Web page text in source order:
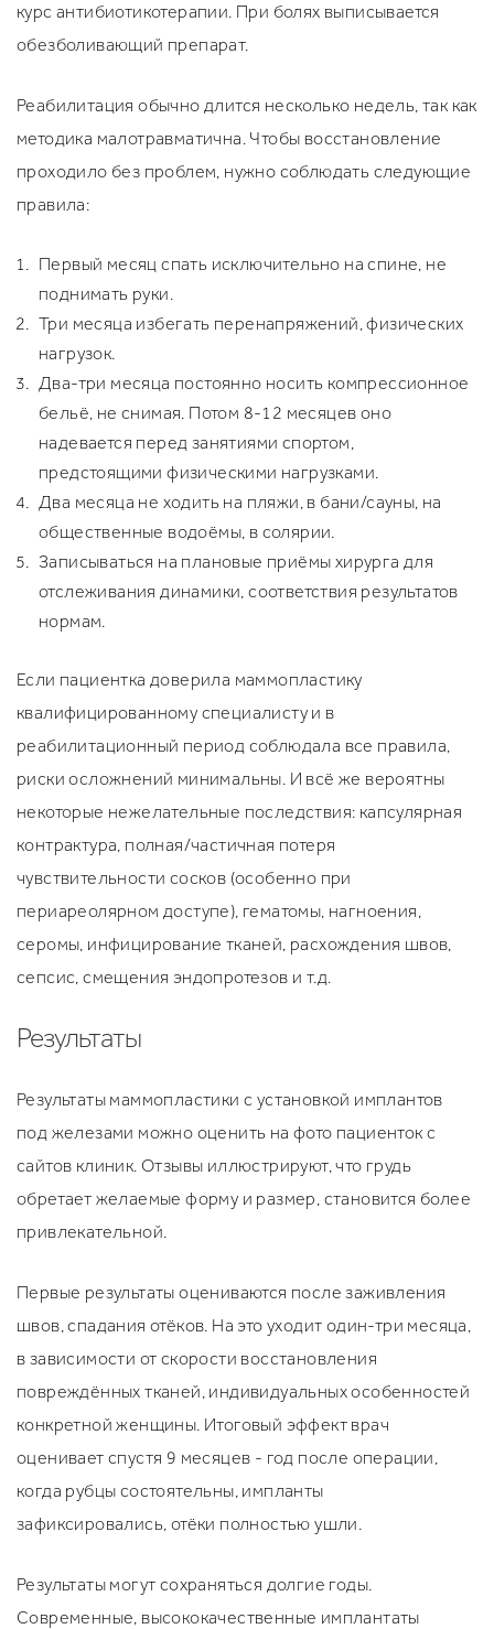
курс антибиотикотерапии. При болях выписывается
обезболивающий препарат.
Реабилитация обычно длится несколько недель, так как
методика малотравматична. Чтобы восстановление
проходило без проблем, нужно соблюдать следующие
правила:
Первый месяц спать исключительно на спине, не
поднимать руки.
Три месяца избегать перенапряжений, физических
нагрузок.
Два-три месяца постоянно носить компрессионное
бельё, не снимая. Потом 8-12 месяцев оно
надевается перед занятиями спортом,
предстоящими физическими нагрузками.
Два месяца не ходить на пляжи, в бани/сауны, на
общественные водоёмы, в солярии.
Записываться на плановые приёмы хирурга для
отслеживания динамики, соответствия результатов
нормам.
Если пациентка доверила маммопластику
квалифицированному специалисту и в
реабилитационный период соблюдала все правила,
риски осложнений минимальны. И всё же вероятны
некоторые нежелательные последствия: капсулярная
контрактура, полная/частичная потеря
чувствительности сосков (особенно при
периареолярном доступе), гематомы, нагноения,
серомы, инфицирование тканей, расхождения швов,
сепсис, смещения эндопротезов и т.д.
Результаты
Результаты маммопластики с установкой имплантов
под железами можно оценить на фото пациенток с
сайтов клиник. Отзывы иллюстрируют, что грудь
обретает желаемые форму и размер, становится более
привлекательной.
Первые результаты оцениваются после заживления
швов, спадания отёков. На это уходит один-три месяца,
в зависимости от скорости восстановления
повреждённых тканей, индивидуальных особенностей
конкретной женщины. Итоговый эффект врач
оценивает спустя 9 месяцев - год после операции,
когда рубцы состоятельны, импланты
зафиксировались, отёки полностью ушли.
Результаты могут сохраняться долгие годы.
Современные, высококачественные имплантаты